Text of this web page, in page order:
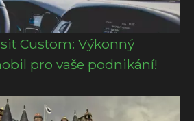
Custom: Výkonný
pro vaše podnikání!